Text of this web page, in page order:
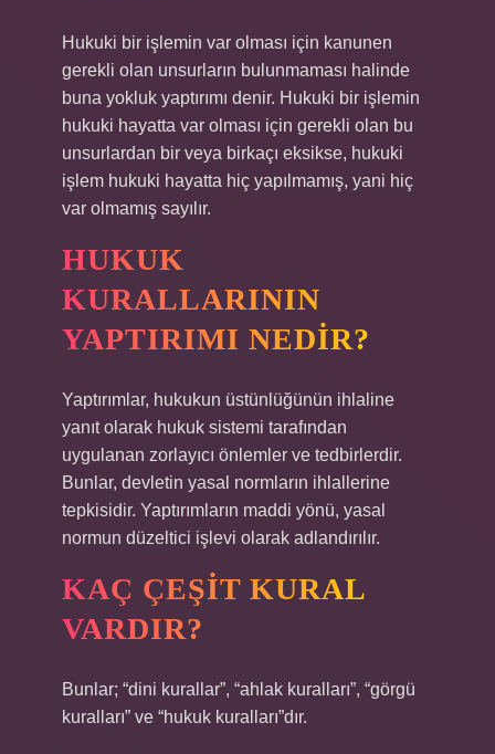
Hukuki bir işlemin var olması için kanunen
gerekli olan unsurların bulunmaması halinde
buna yokluk yaptırımı denir. Hukuki bir işlemin
hukuki hayatta var olması için gerekli olan bu
unsurlardan bir veya birkaçı eksikse, hukuki
işlem hukuki hayatta hiç yapılmamış, yani hiç
var olmamış sayılır.
HUKUK
KURALLARININ
YAPTIRIMI NEDIR?
Yaptırımlar, hukukun üstünlüğünün ihlaline
yanıt olarak hukuk sistemi tarafından
uygulanan zorlayıcı önlemler ve tedbirlerdir.
Bunlar, devletin yasal normların ihlallerine
tepkisidir. Yaptırımların maddi yönü, yasal
normun düzeltici işlevi olarak adlandırılır.
KAÇ ÇEŞIT KURAL
VARDIR?
Bunlar; “dini kurallar”, “ahlak kuralları”, “görgü
kuralları” ve “hukuk kuralları”dır.